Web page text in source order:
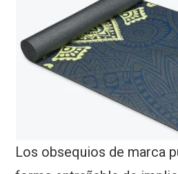
Los obsequios de marca